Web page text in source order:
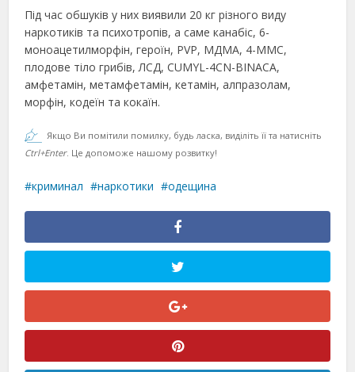
Під час обшуків у них виявили 20 кг різного виду
наркотиків та психотропів, а саме канабіс, 6-
моноацетилморфін, героїн, PVP, МДМА, 4-ММС,
плодове тіло грибів, ЛСД, CUMYL-4CN-BINACA,
амфетамін, метамфетамін, кетамін, алпразолам,
морфін, кодеїн та кокаїн.
Якщо Ви помітили помилку, будь ласка, виділіть її та натисніть
Ctrl+Enter. Це допоможе нашому розвитку!
криминал наркотики одещина